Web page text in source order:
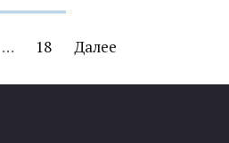
… 18 Далее